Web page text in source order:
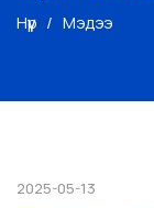
Нүүр Мэдээ
2025-05-13